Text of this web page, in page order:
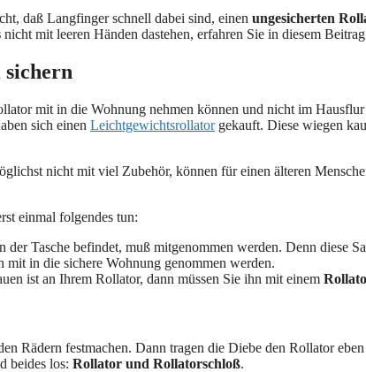
daß Langfinger schnell dabei sind, einen ungesicherten
nicht mit leeren Händen dastehen, erfahren Sie in diesem
sichern
mit in die Wohnung nehmen können und nicht im
sich einen Leichtgewichtsrollatorgekauft. Diese wiegen
nicht mit viel Zubehör, können für einen älteren
einmal folgendes tun:
Tasche befindet, muß mitgenommen werden. Denn diese
mit in die sichere Wohnung genommen werden.
ist an Ihrem Rollator, dann müssen Sie ihn mit einem
Rädern festmachen. Dann tragen die Diebe den Rollator
beides los: Rollator und Rollatorschloß.